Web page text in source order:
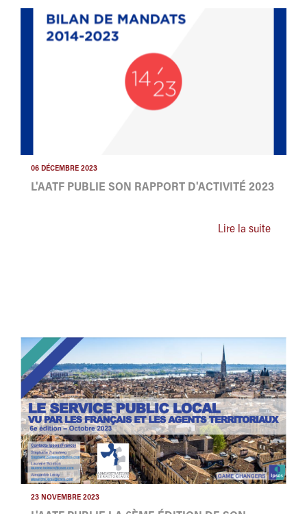
06 DÉCEMBRE 2023
L'AATF PUBLIE SON RAPPORT D'ACTIVITÉ 2023
Lire la suite
23 NOVEMBRE 2023